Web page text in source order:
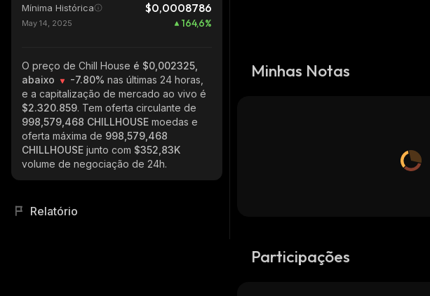
Mínima Histórica $0,0008786
May 14, 2025 164,6%
O preço de Chill House é $0,002325,
abaixo
-7.80% nas últimas 24 horas,
e a capitalização de mercado ao vivo é
$2.320.859. Tem oferta circulante de
998,579,468 CHILLHOUSE moedas e
oferta máxima de 998,579,468
CHILLHOUSE junto com $352,83K
volume de negociação de 24h.
Relatório
Minhas Notas
Participações